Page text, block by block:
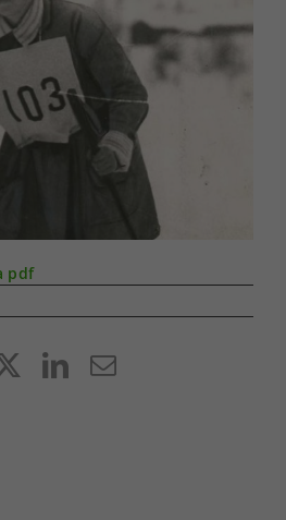
pdf
LinkedIn
E-